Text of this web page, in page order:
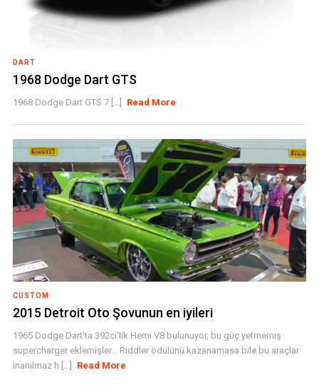
DART
1968 Dodge Dart GTS
1968 Dodge Dart GTS 7 [...] Read More
CUSTOM
2015 Detroit Oto Şovunun en iyileri
1965 Dodge Dart'ta 392ci'lik Hemi V8 bulunuyor, bu güç yetmemiş
supercharger eklemişler... Riddler ödülünü kazanamasa bile bu araçlar
inanılmaz h [...]
Read More